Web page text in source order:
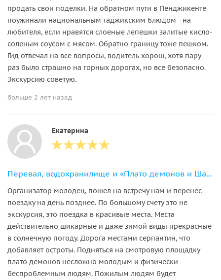
продать свои поделки. На обратном пути в Пенджикенте
поужинали национальным таджикским блюдом - на
любителя, если нравятся слоеные лепешки залитые кисло-
соленым соусом с мясом. Обратно границу тоже пешком.
Гид отвечал на все вопросы, водитель хорош, хотя пару
раз было страшно на горных дорогах, но все безопасно.
Экскурсию советую.
больше 2 лет назад
Екатерина
Перевал, водохранилище и «Плато демонов и Шахрисабз»
Организатор молодец, пошел на встречу нам и перенес
поездку на день позднее. По большому счету это не
экскурсия, это поездка в красивые места. Места
действительно шикарные и даже зимой виды прекрасные
в солнечную погоду. Дорога местами серпантин, что
добавляет остроты. Подняться на смотровую площадку
плато демонов несложно молодым и физически
беспроблемным людям. Пожилым людям будет